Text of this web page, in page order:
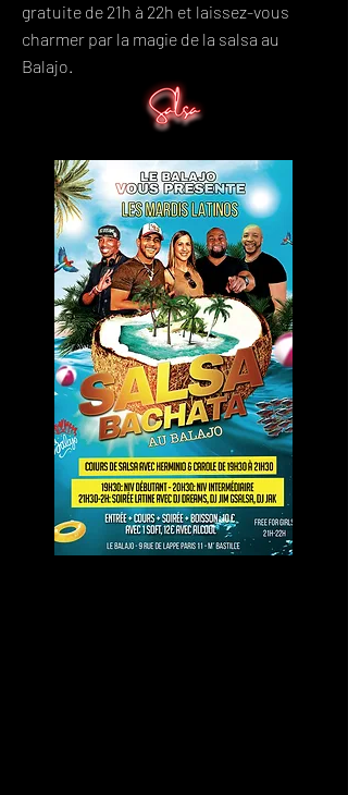
gratuite de 21h à 22h et laissez-vous
charmer par la magie de la salsa au
Balajo.